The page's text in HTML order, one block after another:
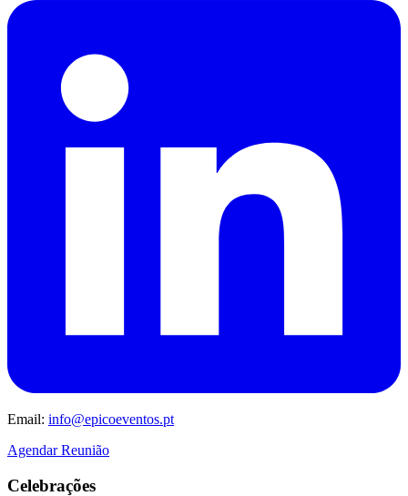
Email: info@epicoeventos.pt
Agendar Reunião
Celebrações